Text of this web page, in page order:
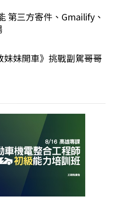
第三方寄件、Gmailify、
妹開車》挑戰副駕哥哥